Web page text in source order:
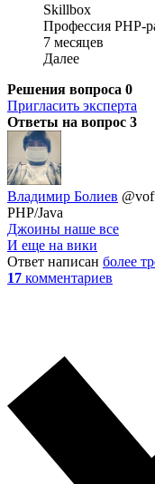
Skillbox
Профессия PHP-
7 месяцев
Далее
Решения вопроса 0
Пригласить эксперта
Ответы на вопрос 3
Владимир Болиев
PHP/Java
Джоины наше все
И еще на вики
Ответ написан более
17 комментариев